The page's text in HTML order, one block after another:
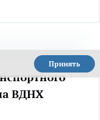
Принять
ВДНХ